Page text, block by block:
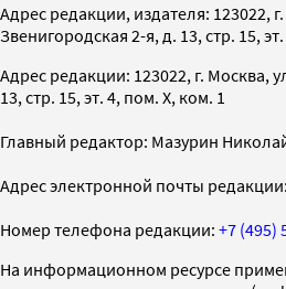
Адрес редакции, издателя: 123022,
Звенигородская 2-я, д. 13, стр. 15,
Адрес редакции: 123022, г. Москва,
13, стр. 15, эт. 4, пом. X, ком. 1
Главный редактор: Мазурин
Адрес электронной почты редакции:
Номер телефона редакции: +7 (495)
На информационном ресурсе